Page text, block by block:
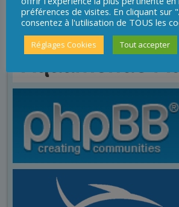
préférences de visites. En cliquant sur
consentez à l'utilisation de TOUS les
Réglages Cookies Tout accepter